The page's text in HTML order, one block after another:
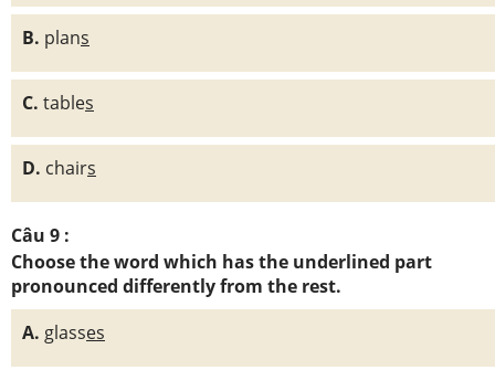
B. plans
C. tables
D. chairs
Câu 9 :
Choose the word which has the underlined part
pronounced differently from the rest.
A. glasses